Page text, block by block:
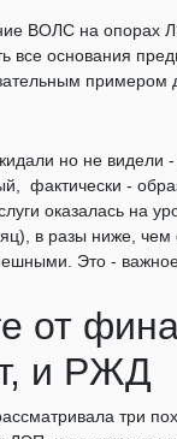
ВОЛС на опорах
все основания
примером
но не видели
фактически -
оказалась на
в разы ниже,
Это -
от
и РЖД
три